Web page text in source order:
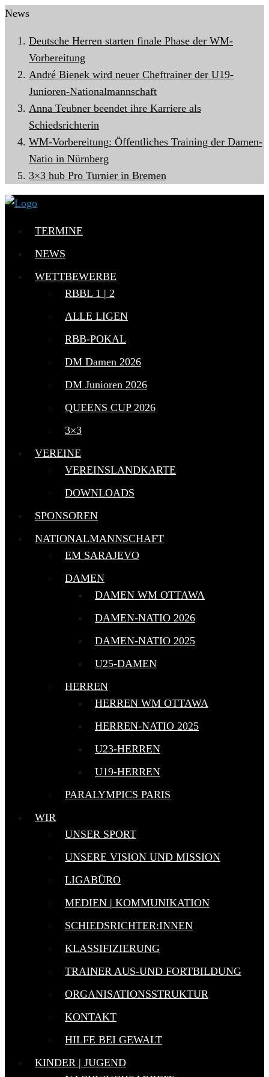
News
Deutsche Herren starten finale Phase der WM-
Vorbereitung
André Bienek wird neuer Cheftrainer der U19-
Junioren-Nationalmannschaft
Anna Teubner beendet ihre Karriere als
Schiedsrichterin
WM-Vorbereitung: Öffentliches Training der Damen-
Natio in Nürnberg
3×3 hub Pro Turnier in Bremen
TERMINE
NEWS
WETTBEWERBE
RBBL 1 | 2
ALLE LIGEN
RBB-POKAL
DM Damen 2026
DM Junioren 2026
QUEENS CUP 2026
3×3
VEREINE
VEREINSLANDKARTE
DOWNLOADS
SPONSOREN
NATIONALMANNSCHAFT
EM SARAJEVO
DAMEN
DAMEN WM OTTAWA
DAMEN-NATIO 2026
DAMEN-NATIO 2025
U25-DAMEN
HERREN
HERREN WM OTTAWA
HERREN-NATIO 2025
U23-HERREN
U19-HERREN
PARALYMPICS PARIS
WIR
UNSER SPORT
UNSERE VISION UND MISSION
LIGABÜRO
MEDIEN | KOMMUNIKATION
SCHIEDSRICHTER:INNEN
KLASSIFIZIERUNG
TRAINER AUS-UND FORTBILDUNG
ORGANISATIONSSTRUKTUR
KONTAKT
HILFE BEI GEWALT
KINDER | JUGEND
ORGANISATIONSSTRUKTUR